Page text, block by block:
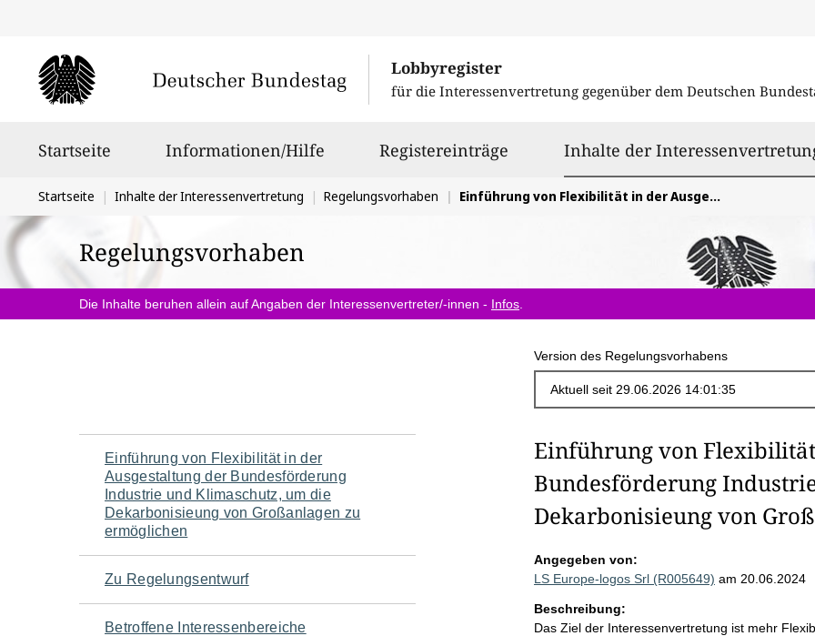
Lobbyregister
für die Interessenvertretung gegenüber dem Deutschen
Startseite Informationen/Hilfe Registereinträge Inhalte der
Sie
befinden
sich
hier:
Startseite Inhalte der Interessenvertretung Regelungsvorhaben Einführung von Flexibilität in der Ausgestaltung der Bundesförderung Industrie und Klimaschutz, um die Dekarbonisieung von Großanlagen zu ermöglichen
Regelungsvorhaben
Die Inhalte beruhen allein auf Angaben der Interessenvertreter/-innen - Infos
Version des Regelungsvorhabens
Navigation
für
den
Seiteninhalt
Einführung von Flexibilität in der
Ausgestaltung der Bundesförderung
Industrie und Klimaschutz, um die
Dekarbonisieung von Großanlagen zu
ermöglichen
Zu Regelungsentwurf
Betroffene Interessenbereiche
Einführung von
Bundesförderung
Dekarbonisieung von
Angegeben von:
LS Europe-logos Srl (R005649) am 20.06.2024
Beschreibung:
Das Ziel der Interessenvertretung ist mehr